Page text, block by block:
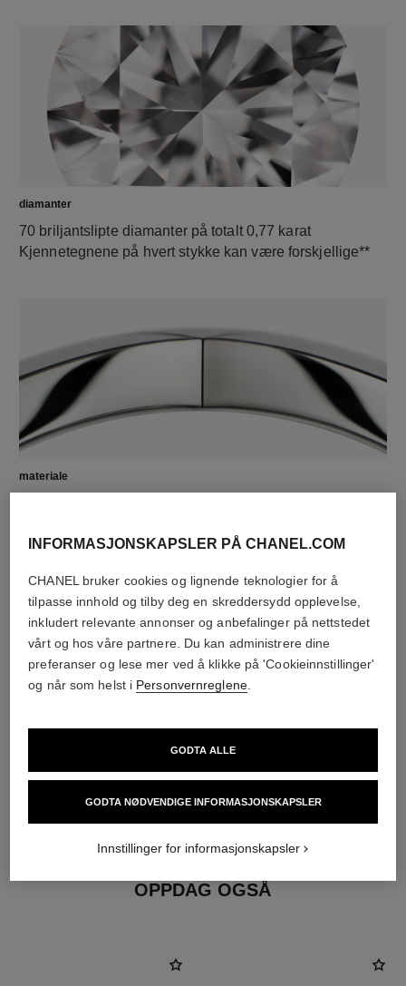
diamanter
70 briljantslipte diamanter på totalt 0,77 karat
Kjennetegnene på hvert stykke kan være forskjellige**
materiale
øreringfeste
Klemme-øredobber med avtagbare pinner for personer
med og uten hull i ørene
Disse verkene kan demonteres og settes sammen igjen i
OPPDAG OGSÅ
INFORMASJONSKAPSLER PÅ CHANEL.COM
CHANEL bruker cookies og lignende teknologier for å
tilpasse innhold og tilby deg en skreddersydd opplevelse,
inkludert relevante annonser og anbefalinger på nettstedet
vårt og hos våre partnere. Du kan administrere dine
preferanser og lese mer ved å klikke på 'Cookieinnstillinger'
og når som helst i Personvernreglene.
GODTA NØDVENDIGE INFORMASJONSKAPSLER
GODTA ALLE
Innstillinger for informasjonskapsler